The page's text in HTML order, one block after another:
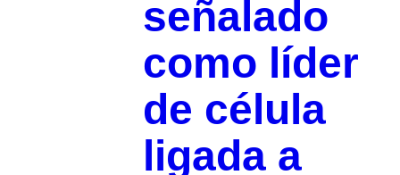
señalado
como líder
de célula
ligada a